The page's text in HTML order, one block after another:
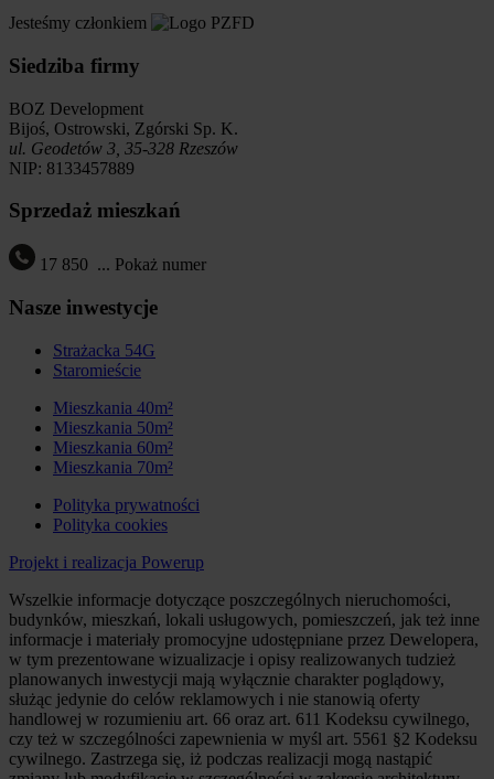
Jesteśmy członkiem
Siedziba firmy
BOZ Development
Bijoś, Ostrowski, Zgórski Sp. K.
ul. Geodetów 3, 35-328 Rzeszów
NIP: 8133457889
Sprzedaż mieszkań
17 850 ... Pokaż numer
Nasze inwestycje
Strażacka 54G
Staromieście
Mieszkania 40m²
Mieszkania 50m²
Mieszkania 60m²
Mieszkania 70m²
Polityka prywatności
Polityka cookies
Projekt i realizacja Powerup
Wszelkie informacje dotyczące poszczególnych nieruchomości,
budynków, mieszkań, lokali usługowych, pomieszczeń, jak też inne
informacje i materiały promocyjne udostępniane przez Dewelopera,
w tym prezentowane wizualizacje i opisy realizowanych tudzież
planowanych inwestycji mają wyłącznie charakter poglądowy,
służąc jedynie do celów reklamowych i nie stanowią oferty
handlowej w rozumieniu art. 66 oraz art. 611 Kodeksu cywilnego,
czy też w szczególności zapewnienia w myśl art. 5561 §2 Kodeksu
cywilnego. Zastrzega się, iż podczas realizacji mogą nastąpić